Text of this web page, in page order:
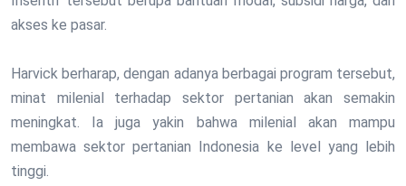
akses ke pasar.
Harvick berharap, dengan adanya berbagai program tersebut,
minat milenial terhadap sektor pertanian akan semakin
meningkat. Ia juga yakin bahwa milenial akan mampu
membawa sektor pertanian Indonesia ke level yang lebih
tinggi.